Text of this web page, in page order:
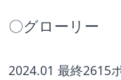
〇グローリー
2024.01 最終2615